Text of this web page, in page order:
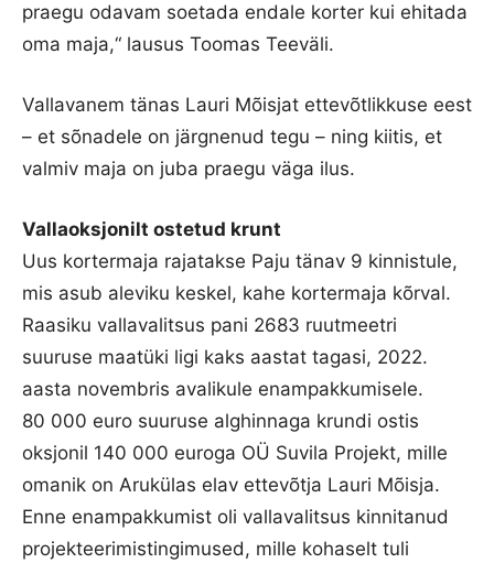
praegu odavam soetada endale korter kui ehitada
oma maja,“ lausus Toomas Teeväli.
Vallavanem tänas Lauri Mõisjat ettevõtlikkuse eest
– et sõnadele on järgnenud tegu – ning kiitis, et
valmiv maja on juba praegu väga ilus.
Vallaoksjonilt ostetud krunt
Uus kortermaja rajatakse Paju tänav 9 kinnistule,
mis asub aleviku keskel, kahe kortermaja kõrval.
Raasiku vallavalitsus pani 2683 ruutmeetri
suuruse maatüki ligi kaks aastat tagasi, 2022.
aasta novembris avalikule enampakkumisele.
80 000 euro suuruse alghinnaga krundi ostis
oksjonil 140 000 euroga OÜ Suvila Projekt, mille
omanik on Arukülas elav ettevõtja Lauri Mõisja.
Enne enampakkumist oli vallavalitsus kinnitanud
projekteerimistingimused, mille kohaselt tuli